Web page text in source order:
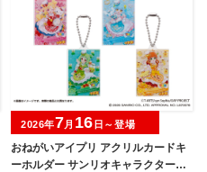
おねがいアイプリ アクリルカードキ
ーホルダー サンリオキャラクターズ
2026年7月 16 日～登場